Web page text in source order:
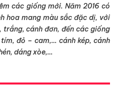
các giống mới. Năm 2016 có
hoa mang màu sắc đặc dị, với
cánh đơn, đến các giống
đỏ – cam,… cánh kép, cánh
dáng xòe,…